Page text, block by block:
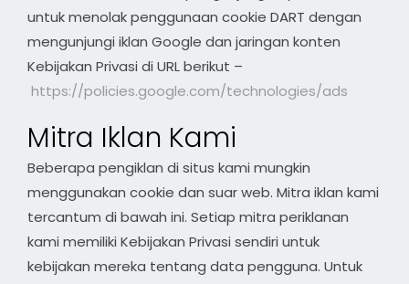
untuk menolak penggunaan cookie DART dengan
mengunjungi iklan Google dan jaringan konten
Kebijakan Privasi di URL berikut –
https://policies.google.com/technologies/ads
Mitra Iklan Kami
Beberapa pengiklan di situs kami mungkin
menggunakan cookie dan suar web. Mitra iklan kami
tercantum di bawah ini. Setiap mitra periklanan
kami memiliki Kebijakan Privasi sendiri untuk
kebijakan mereka tentang data pengguna. Untuk